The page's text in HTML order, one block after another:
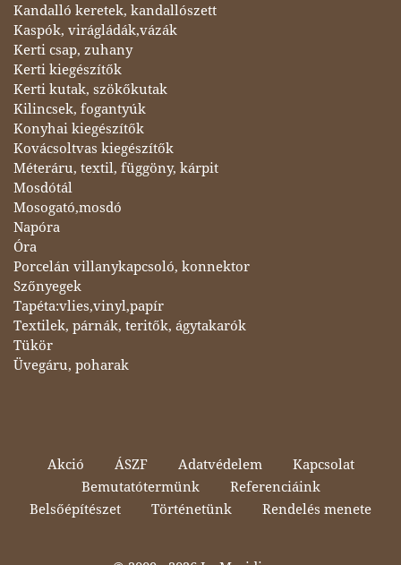
Kandalló keretek, kandallószett
Kaspók, virágládák,vázák
Kerti csap, zuhany
Kerti kiegészítők
Kerti kutak, szökőkutak
Kilincsek, fogantyúk
Konyhai kiegészítők
Kovácsoltvas kiegészítők
Méteráru, textil, függöny, kárpit
Mosdótál
Mosogató,mosdó
Napóra
Óra
Porcelán villanykapcsoló, konnektor
Szőnyegek
Tapéta:vlies,vinyl,papír
Textilek, párnák, teritők, ágytakarók
Tükör
Üvegáru, poharak
Akció ÁSZF Adatvédelem
Kapcsolat
Bemutatótermünk
Referenciáink
Belsőépítészet
Történetünk Rendelés menete